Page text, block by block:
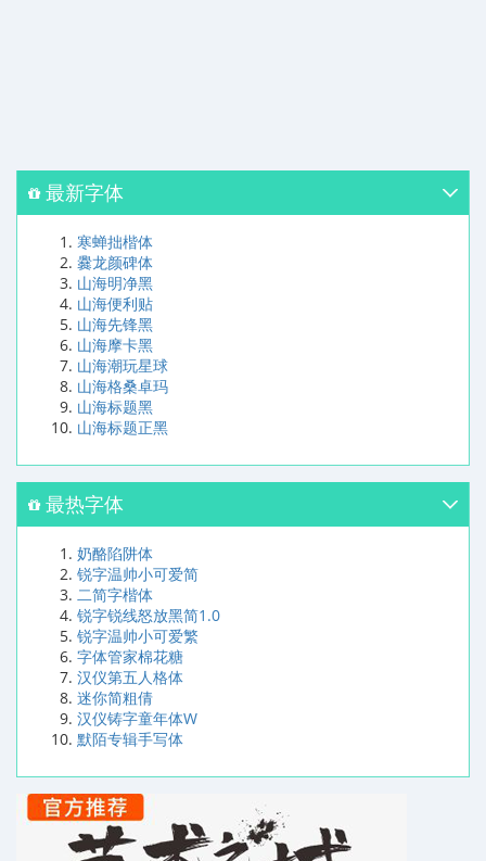
最新字体
寒蝉拙楷体
爨龙颜碑体
山海明净黑
山海便利贴
山海先锋黑
山海摩卡黑
山海潮玩星球
山海格桑卓玛
山海标题黑
山海标题正黑
最热字体
奶酪陷阱体
锐字温帅小可爱简
二简字楷体
锐字锐线怒放黑简1.0
锐字温帅小可爱繁
字体管家棉花糖
汉仪第五人格体
迷你简粗倩
汉仪铸字童年体W
默陌专辑手写体